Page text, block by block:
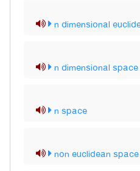
n dimensional
n dimensional space
n space
non euclidean space